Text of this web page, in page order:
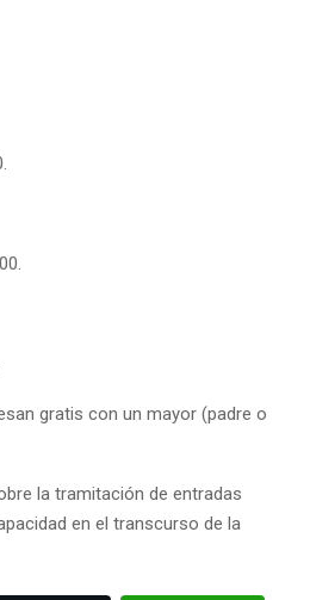
gratis con un mayor (padre o
la tramitación de entradas
en el transcurso de la